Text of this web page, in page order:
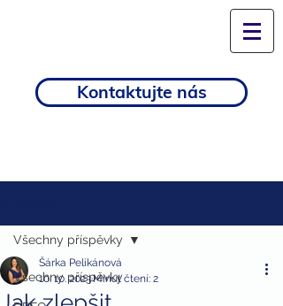
Kontaktujte nás
Všechny příspěvky
Všechny příspěvky
Šárka Pelikánová
10. 10. 2023Minut čtení: 2